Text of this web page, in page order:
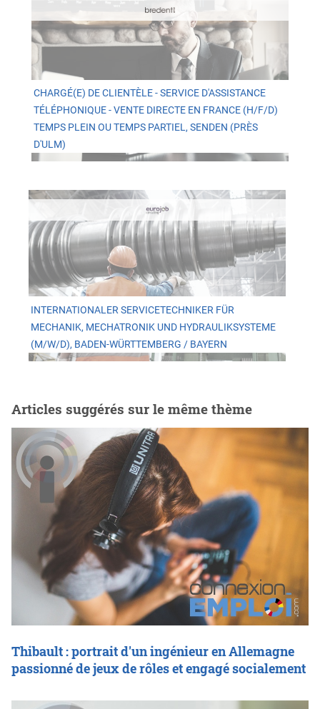
CHARGÉ(E) DE CLIENTÈLE - SERVICE D'ASSISTANCE
TÉLÉPHONIQUE - VENTE DIRECTE EN FRANCE (H/F/D)
TEMPS PLEIN OU TEMPS PARTIEL, SENDEN (PRÈS
D'ULM)
INTERNATIONALER SERVICETECHNIKER FÜR
MECHANIK, MECHATRONIK UND HYDRAULIKSYSTEME
(M/W/D), BADEN-WÜRTTEMBERG / BAYERN
Articles suggérés sur le même thème
Thibault : portrait d'un ingénieur en Allemagne
passionné de jeux de rôles et engagé socialement